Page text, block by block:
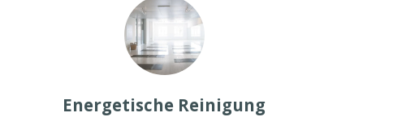
Energetische Reinigung